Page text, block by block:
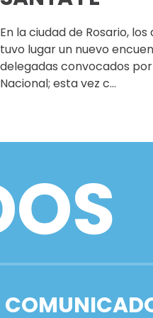
En la ciudad de Rosario, los
tuvo lugar un nuevo
delegadas convocados
Nacional; esta vez c…